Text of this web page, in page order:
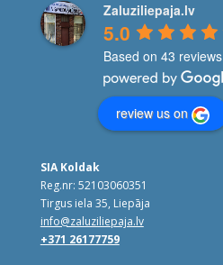
Zaluziliepaja.lv
5.0
Based on 43 reviews
review us on
SIA Koldak
Reg.nr: 52103060351
Tirgus iela 35, Liepāja
info@zaluziliepaja.lv
+371 26177759